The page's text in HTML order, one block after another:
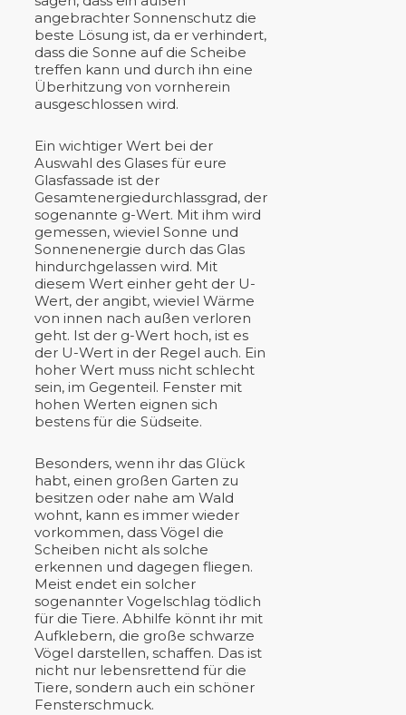
angebrachter Sonnenschutz die
beste Lösung ist, da er verhindert,
dass die Sonne auf die Scheibe
treffen kann und durch ihn eine
Überhitzung von vornherein
ausgeschlossen wird.
Ein wichtiger Wert bei der
Auswahl des Glases für eure
Glasfassade ist der
Gesamtenergiedurchlassgrad, der
sogenannte g-Wert. Mit ihm wird
gemessen, wieviel Sonne und
Sonnenenergie durch das Glas
hindurchgelassen wird. Mit
diesem Wert einher geht der U-
Wert, der angibt, wieviel Wärme
von innen nach außen verloren
geht. Ist der g-Wert hoch, ist es
der U-Wert in der Regel auch. Ein
hoher Wert muss nicht schlecht
sein, im Gegenteil. Fenster mit
hohen Werten eignen sich
bestens für die Südseite.
Besonders, wenn ihr das Glück
habt, einen großen Garten zu
besitzen oder nahe am Wald
wohnt, kann es immer wieder
vorkommen, dass Vögel die
Scheiben nicht als solche
erkennen und dagegen fliegen.
Meist endet ein solcher
sogenannter Vogelschlag tödlich
für die Tiere. Abhilfe könnt ihr mit
Aufklebern, die große schwarze
Vögel darstellen, schaffen. Das ist
nicht nur lebensrettend für die
Tiere, sondern auch ein schöner
Fensterschmuck.